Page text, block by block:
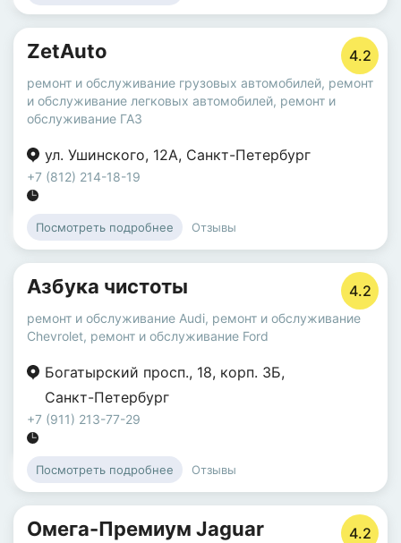
ZetAuto 4.2
ремонт и обслуживание грузовых автомобилей, ремонт
и обслуживание легковых автомобилей, ремонт и
обслуживание ГАЗ
ул. Ушинского, 12А, Санкт-Петербург
+7 (812) 214-18-19
Посмотреть подробнее Отзывы
Азбука чистоты 4.2
ремонт и обслуживание Audi, ремонт и обслуживание
Chevrolet, ремонт и обслуживание Ford
Богатырский просп., 18, корп. 3Б,
Санкт-Петербург
+7 (911) 213-77-29
Посмотреть подробнее Отзывы
Омега-Премиум Jaguar 4.2